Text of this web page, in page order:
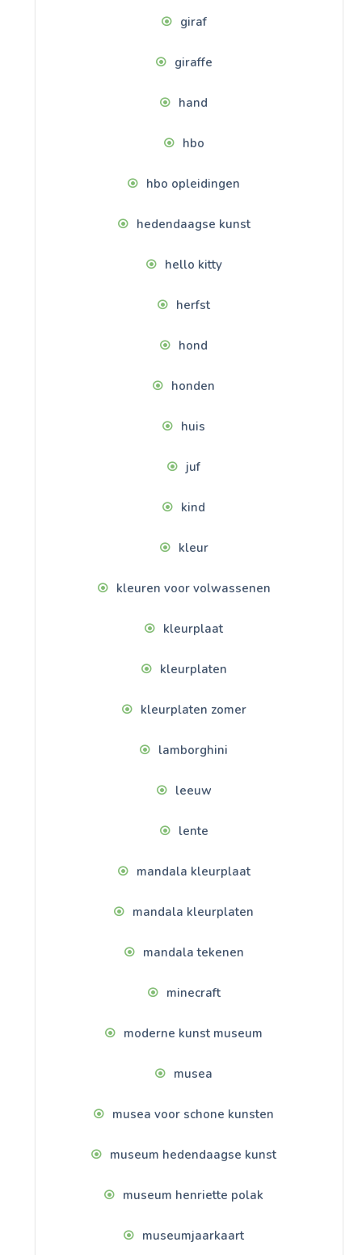
giraf
giraffe
hand
hbo
hbo opleidingen
hedendaagse kunst
hello kitty
herfst
hond
honden
huis
juf
kind
kleur
kleuren voor volwassenen
kleurplaat
kleurplaten
kleurplaten zomer
lamborghini
leeuw
lente
mandala kleurplaat
mandala kleurplaten
mandala tekenen
minecraft
moderne kunst museum
musea
musea voor schone kunsten
museum hedendaagse kunst
museum henriette polak
museumjaarkaart